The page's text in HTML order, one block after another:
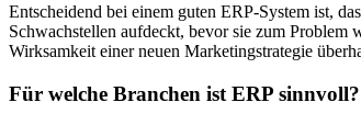
Entscheidend bei einem guten ERP-System ist,
Schwachstellen aufdeckt, bevor sie zum Problem
Wirksamkeit einer neuen Marketingstrategie
Für welche Branchen ist ERP sinnvoll?